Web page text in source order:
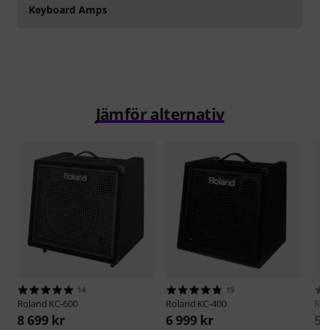
Keyboard Amps
Jämför alternativ
14
Roland KC-600
8 699 kr
19
Roland KC-400
6 999 kr